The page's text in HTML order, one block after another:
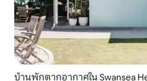
บ้านพักตากอากาศใน Swansea